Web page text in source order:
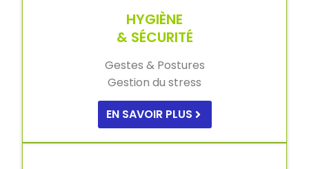
HYGIÈNE
& SÉCURITÉ
Gestes & Postures
Gestion du stress
EN SAVOIR PLUS